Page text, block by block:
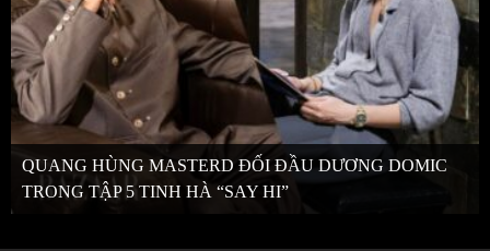
QUANG HÙNG MASTERD ĐỐI ĐẦU DƯƠNG DOMIC
TRONG TẬP 5 TINH HÀ “SAY HI”